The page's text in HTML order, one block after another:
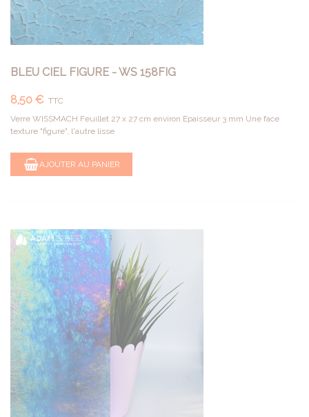
BLEU CIEL FIGURE - WS 158FIG
8,50 € TTC
Verre WISSMACH Feuillet 27 x 27 cm environ Epaisseur 3 mm Une face
texture "figure", l'autre lisse
AJOUTER AU PANIER